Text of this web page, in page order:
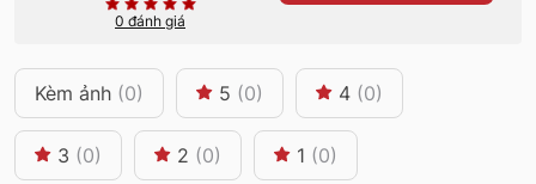
0 đánh giá
Kèm ảnh (0) 5 (0) 4 (0)
3 (0) 2 (0) 1 (0)